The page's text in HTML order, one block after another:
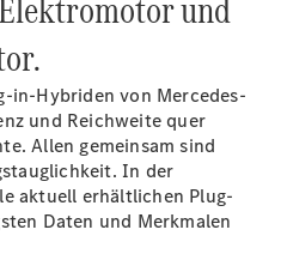
in-Hybriden von Mercedes-
und Reichweite quer
Allen gemeinsam sind
In der
aktuell erhältlichen Plug-
Daten und Merkmalen